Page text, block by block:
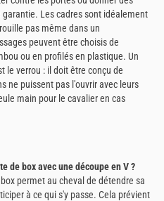
Les cadres sont idéalement
pas même dans un
peuvent être choisis de
ou en profilés en plastique. Un
le verrou : il doit être conçu de
ne puissent pas l'ouvrir avec leurs
main pour le cavalier en cas
de box avec une découpe en V ?
permet au cheval de détendre sa
à ce qui s'y passe. Cela prévient